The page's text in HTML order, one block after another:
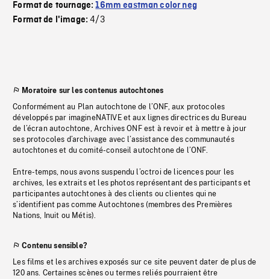
Format de tournage:16mm eastman color neg
Format de l'image:4/3
Moratoire sur les contenus autochtones
Conformément au Plan autochtone de l’ONF, aux protocoles
développés par imagineNATIVE et aux lignes directrices du Bureau
de l’écran autochtone, Archives ONF est à revoir et à mettre à jour
ses protocoles d’archivage avec l’assistance des communautés
autochtones et du comité-conseil autochtone de l’ONF.
Entre-temps, nous avons suspendu l’octroi de licences pour les
archives, les extraits et les photos représentant des participants et
participantes autochtones à des clients ou clientes qui ne
s’identifient pas comme Autochtones (membres des Premières
Nations, Inuit ou Métis).
Contenu sensible?
Les films et les archives exposés sur ce site peuvent dater de plus de
120 ans. Certaines scènes ou termes reliés pourraient être